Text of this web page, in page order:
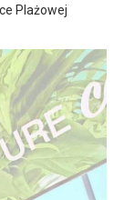
Plażowej